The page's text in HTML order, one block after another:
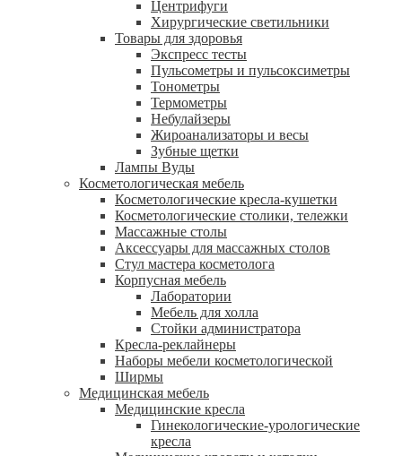
Центрифуги
Xирургические светильники
Товары для здоровья
Экспресс тесты
Пульсометры и пульсоксиметры
Тонометры
Термометры
Небулайзеры
Жироанализаторы и весы
Зубные щетки
Лампы Вуды
Косметологическая мебель
Косметологические кресла-кушетки
Косметологические столики, тележки
Массажные столы
Аксессуары для массажных столов
Стул мастера косметолога
Корпусная мебель
Лаборатории
Мебель для холла
Стойки администратора
Кресла-реклайнеры
Наборы мебели косметологической
Ширмы
Медицинская мебель
Медицинские кресла
Гинекологические-урологические
кресла